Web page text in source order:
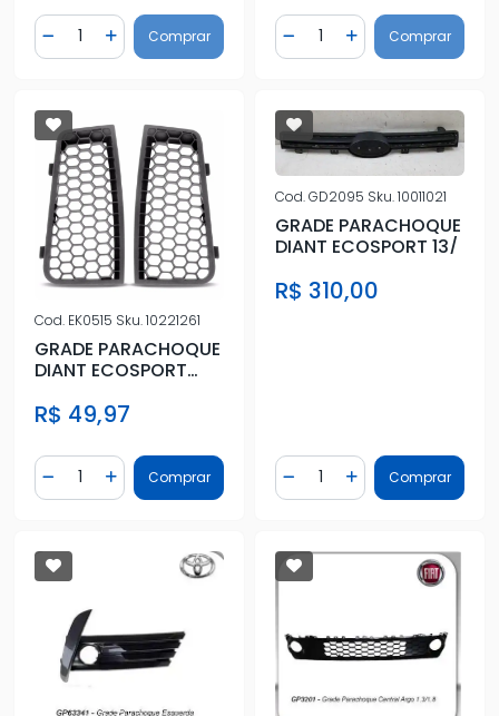
Diminuir Quantidade
Quantidade
Adicionar Quantidade
Comprar Diminuir Quantidade
Quantidade
AdicionarComprar
Cod. EK0515 Sku.10221261
GRADE PARACHOQUE
DIANT ECOSPORT
R$ 49,97
Diminuir Quantidade
Quantidade
Adicionar Quantidade
Comprar
Cod.GD2095 Sku.10011021
GRADE PARACHOQUE
DIANT ECOSPORT 13/
R$ 310,00
Diminuir Quantidade
Quantidade
AdicionarComprar